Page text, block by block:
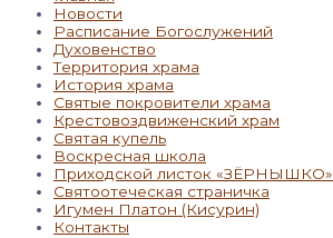
Новости
Расписание Богослужений
Духовенство
Территория храма
История храма
Святые покровители храма
Крестовоздвиженский храм
Святая купель
Воскресная школа
Приходской листок «ЗЁРНЫШКО»
Святоотеческая страничка
Игумен Платон (Кисурин)
Контакты